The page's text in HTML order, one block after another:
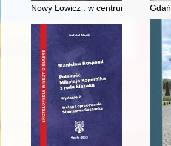
Nowy Łowicz : w centrum poligonu